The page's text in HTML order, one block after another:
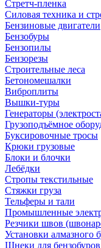
Стретч-пленка
Силовая техника и
Бензиновые двигатели
Бензобуры
Бензопилы
Бензорезы
Строительные леса
Бетономешалки
Виброплиты
Вышки-туры
Генераторы
Грузоподъёмное
Буксировочные тросы
Крюки грузовые
Блоки и блочки
Лебёдки
Стропы текстильные
Стяжки груза
Тельферы и тали
Промышленные
Резчики швов
Установки алмазного
Шнеки для бензобуров